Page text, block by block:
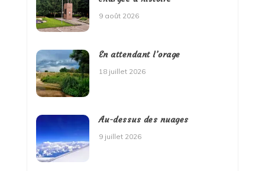
9 août 2026
En attendant l’orage
18 juillet 2026
Au-dessus des nuages
9 juillet 2026